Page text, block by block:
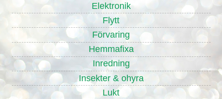
Elektronik
Flytt
Förvaring
Hemmafixa
Inredning
Insekter & ohyra
Lukt